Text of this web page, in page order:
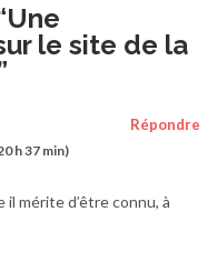
Une
le site de la
h 37 min)
Répondre
mérite d’être connu, à